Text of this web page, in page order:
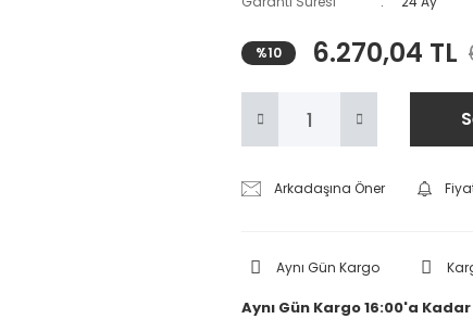
%10 6.270,04 TL
Arkadaşına Öner
Aynı Gün Kargo
Aynı Gün Kargo 16:00'a